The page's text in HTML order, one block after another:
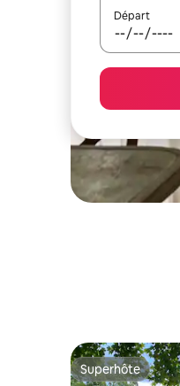
Départ
Superhôte
Superhôte